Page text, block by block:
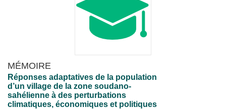
MÉMOIRE
Réponses adaptatives de la population
d’un village de la zone soudano-
sahélienne à des perturbations
climatiques, économiques et politiques